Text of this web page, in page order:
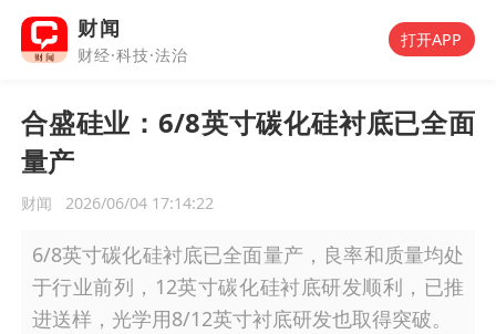
财闻
财经·科技·法治
打开APP
合盛硅业：6/8英寸碳化硅衬底已全面
量产
财闻 2026/06/04 17:14:22
6/8英寸碳化硅衬底已全面量产，良率和质量均处
于行业前列，12英寸碳化硅衬底研发顺利，已推
进送样，光学用8/12英寸衬底研发也取得突破。